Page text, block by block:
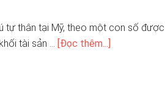
tự thân tại Mỹ, theo một con số được
tài sản … [Đọc thêm...]